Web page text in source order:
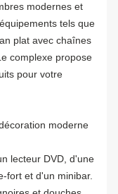
modernes et
tels que
plat avec chaînes
complexe propose
pour votre
moderne
lecteur DVD, d'une
fort et d'un minibar.